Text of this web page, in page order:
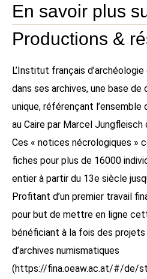
En savoir plus
Productions &
L’Institut français
dans ses archives, une base de
unique, référençant
au Caire par Marcel Jungfleisch
Ces « notices nécrologiques »
fiches pour plus de 16000
entier à partir du 13e siècle
Profitant d’un premier travail
pour but de mettre en ligne
bénéficiant à la fois des
d’archives numismatiques
(https://fina.oeaw.ac.at/#/de/